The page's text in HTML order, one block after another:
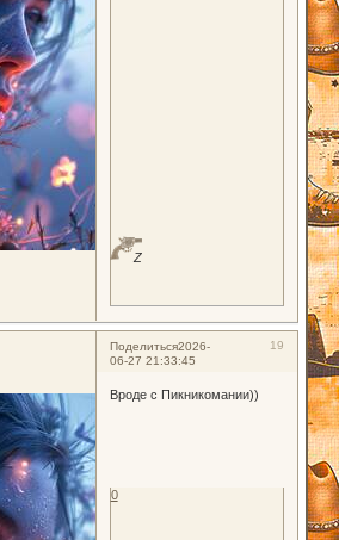
Z
Поделиться 19
2026-
06-27 21:33:45
Вроде с Пикникомании))
0